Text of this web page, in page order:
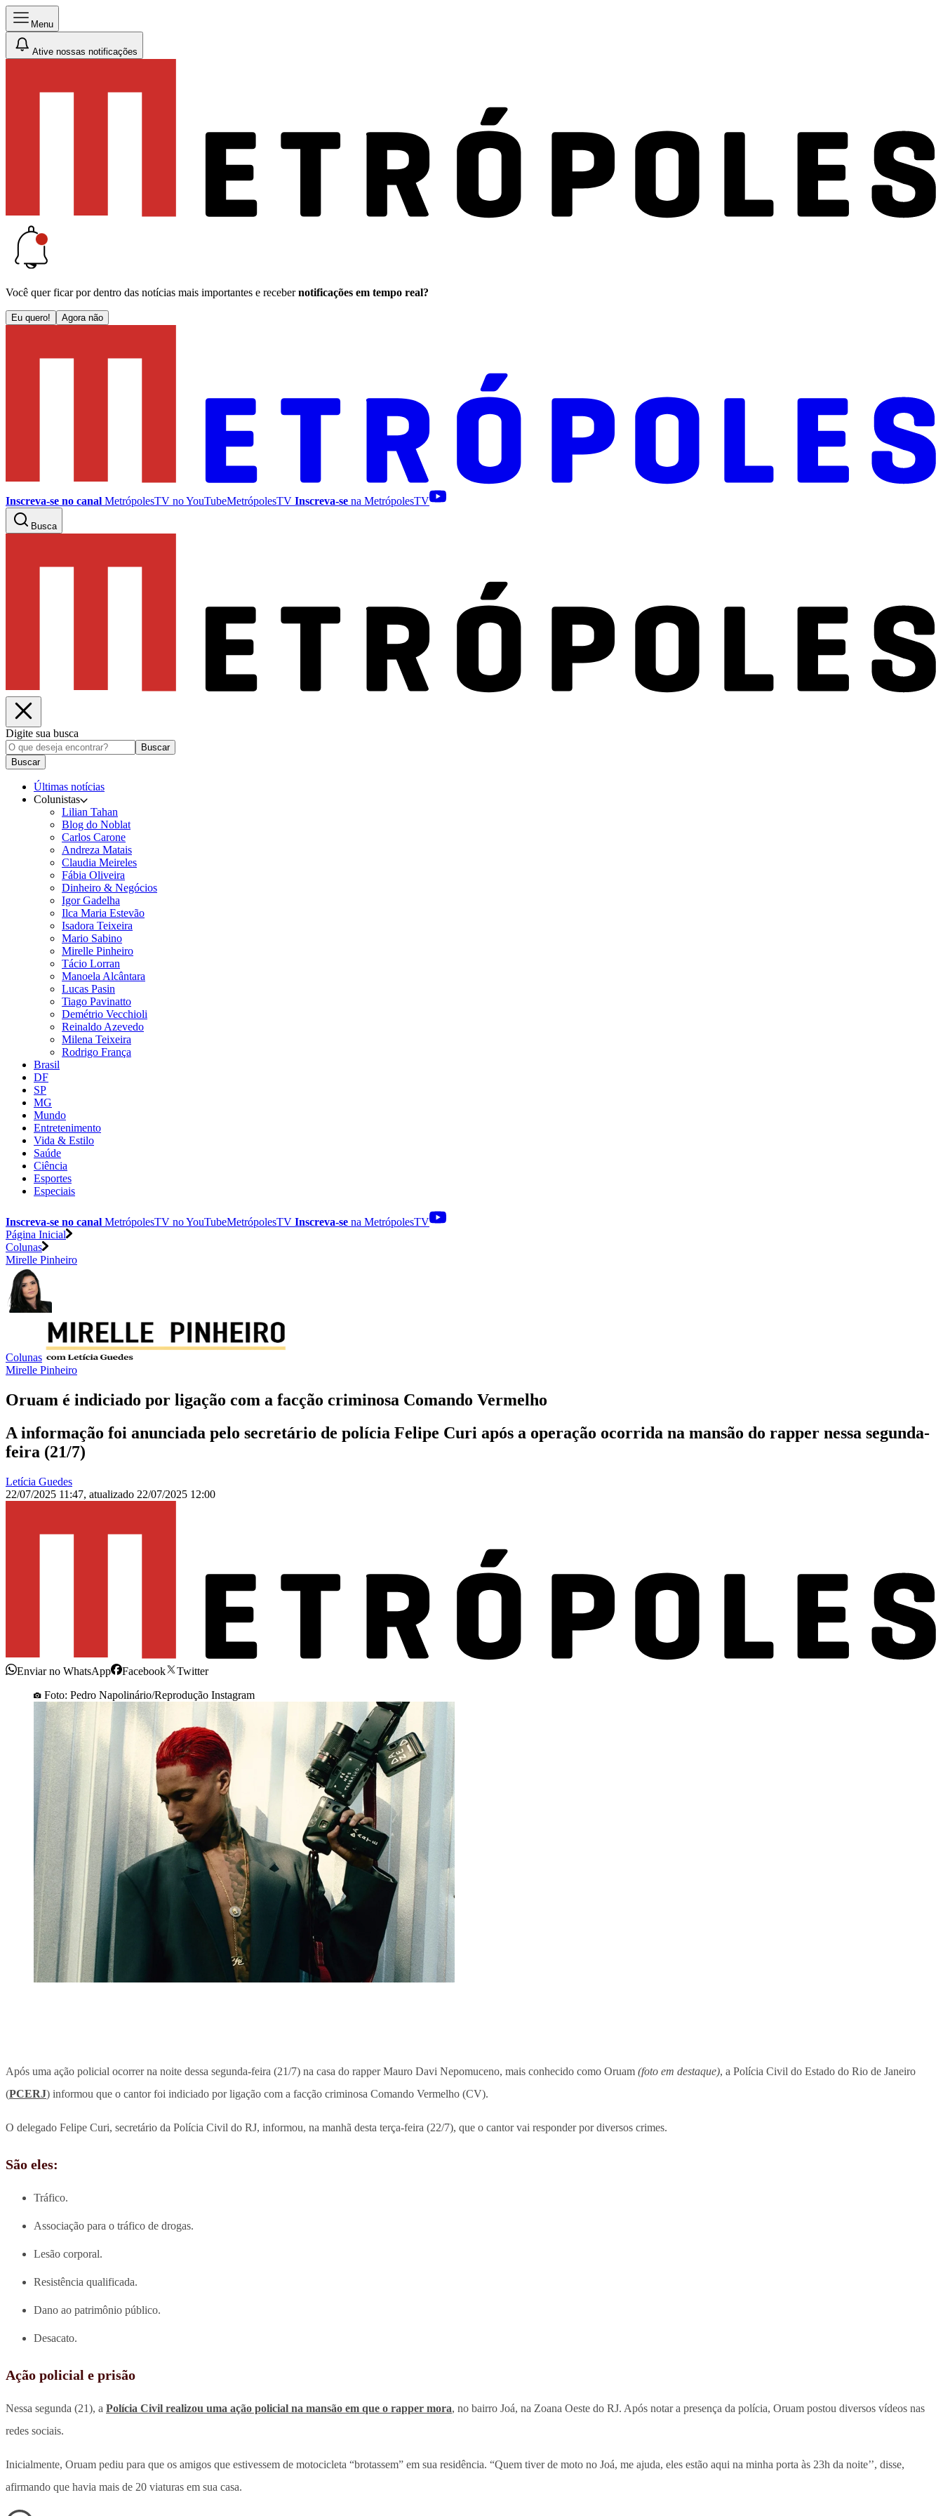
Menu
Ative nossas notificações
Você quer ficar por dentro das notícias mais importantes e receber notificações em tempo real?
Eu quero! Agora não
Inscreva-se no canal MetrópolesTV noYouTubeMetrópolesTV Inscreva-se na MetrópolesTV
Busca
Digite sua busca
Buscar
Buscar
Últimas notícias
Colunistas
Lilian Tahan
Blog do Noblat
Carlos Carone
Andreza Matais
Claudia Meireles
Fábia Oliveira
Dinheiro & Negócios
Igor Gadelha
Ilca Maria Estevão
Isadora Teixeira
Mario Sabino
Mirelle Pinheiro
Tácio Lorran
Manoela Alcântara
Lucas Pasin
Tiago Pavinatto
Demétrio Vecchioli
Reinaldo Azevedo
Milena Teixeira
Rodrigo França
Brasil
DF
SP
MG
Mundo
Entretenimento
Vida & Estilo
Saúde
Ciência
Esportes
Especiais
Inscreva-se no canal MetrópolesTV noYouTubeMetrópolesTV Inscreva-se na MetrópolesTV
Página Inicial
Colunas
Mirelle Pinheiro
Colunas
Mirelle Pinheiro
Oruam é indiciado por ligação com a facção criminosa Comando Vermelho
A informação foi anunciada pelo secretário de polícia Felipe Curi após a operação ocorrida na mansão do rapper nessa segunda-
feira (21/7)
Letícia Guedes
22/07/2025 11:47, atualizado 22/07/2025 12:00
Enviar no WhatsApp Facebook
Twitter
Foto: Pedro Napolinário/Reprodução Instagram
Após uma ação policial ocorrer na noite dessa segunda-feira (21/7) na casa do rapper Mauro Davi Nepomuceno, mais conhecido como Oruam (foto em destaque), a Polícia Civil do Estado do Rio de Janeiro
(PCERJ) informou que o cantor foi indiciado por ligação com a facção criminosa Comando Vermelho (CV).
O delegado Felipe Curi, secretário da Polícia Civil do RJ, informou, na manhã desta terça-feira (22/7), que o cantor vai responder por diversos crimes.
São eles:
Tráfico.
Associação para o tráfico de drogas.
Lesão corporal.
Resistência qualificada.
Dano ao patrimônio público.
Desacato.
Ação policial e prisão
Nessa segunda (21), a Polícia Civil realizou uma ação policial na mansão em que o rapper mora, no bairro Joá, na Zoana Oeste do RJ. Após notar a presença da polícia, Oruam postou diversos vídeos nas
redes sociais.
Inicialmente, Oruam pediu para que os amigos que estivessem de motocicleta “brotassem” em sua residência. “Quem tiver de moto no Joá, me ajuda, eles estão aqui na minha porta às 23h da noite’’, disse,
afirmando que havia mais de 20 viaturas em sua casa.